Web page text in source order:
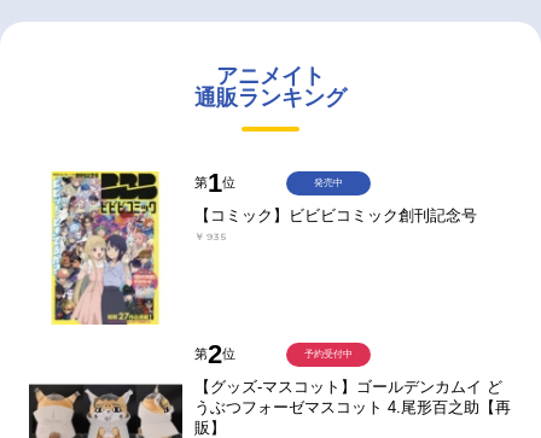
アニメイト
通販ランキング
第1位
【コミック】ビビビコミック創刊記念号
￥935
発売中
第2位
【グッズ-マスコット】ゴールデンカムイ ど
うぶつフォーゼマスコット 4.尾形百之助【再
販】
予約受付中